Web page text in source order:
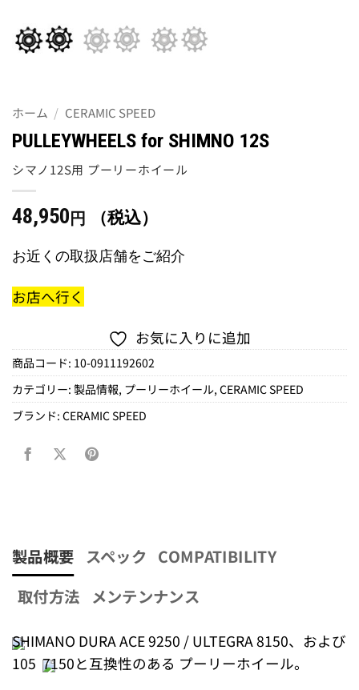
ホーム / CERAMIC SPEED
PULLEYWHEELS for SHIMNO 12S
シマノ12S用 プーリーホイール
48,950 円 （税込）
お近くの取扱店舗をご紹介
お店へ行く
お気に入りに追加
商品コード: 10-0911192602
カテゴリー: 製品情報, プーリーホイール, CERAMIC SPEED
ブランド: CERAMIC SPEED
製品概要 スペック
COMPATIBILITY
取付方法
メンテンナンス
SHIMANO DURA ACE 9250 / ULTEGRA 8150、および
105 7150と互換性のある プーリーホイール。